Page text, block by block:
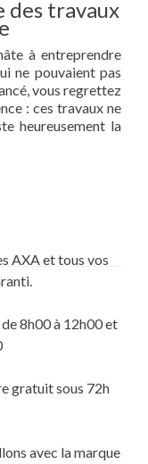
des travaux
à entreprendre
ne pouvaient pas
vous regrettez
: ces travaux ne
heureusement la
AXA et tous vos
8h00 à 12h00 et
gratuit sous 72h
avec la marque